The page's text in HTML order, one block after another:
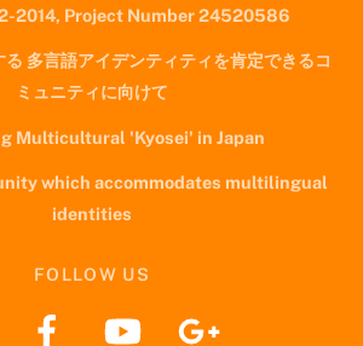
2014, Project Number 24520586
多言語アイデンティティを肯定できるコ
ミュニティに向けて
Multicultural 'Kyosei' in Japan
which accommodates multilingual
identities
FOLLOW US